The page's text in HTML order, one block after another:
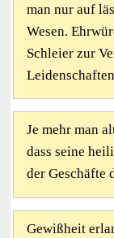
man nur auf
Wesen.
Schleier zur
Je mehr man
dass seine
der Geschäfte
Gewißheit